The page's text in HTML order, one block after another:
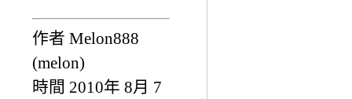
作者 Melon888
(melon)
時間 2010年 8月 7